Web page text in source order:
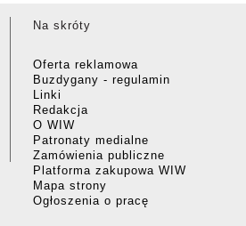
Na skróty
Oferta reklamowa
Buzdygany - regulamin
Linki
Redakcja
O WIW
Patronaty medialne
Zamówienia publiczne
Platforma zakupowa WIW
Mapa strony
Ogłoszenia o pracę